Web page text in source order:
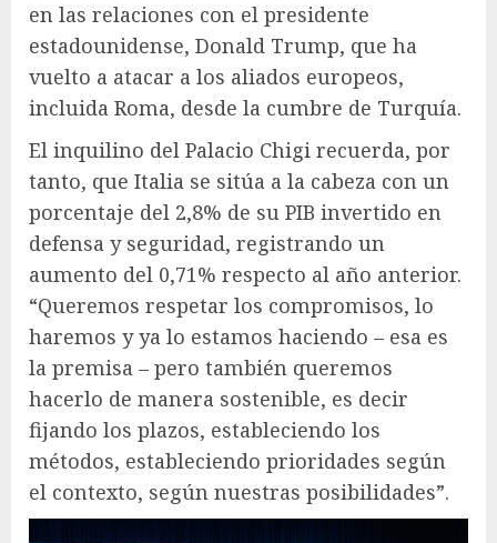
en las relaciones con el presidente
estadounidense, Donald Trump, que ha
vuelto a atacar a los aliados europeos,
incluida Roma, desde la cumbre de Turquía.
El inquilino del Palacio Chigi recuerda, por
tanto, que Italia se sitúa a la cabeza con un
porcentaje del 2,8% de su PIB invertido en
defensa y seguridad, registrando un
aumento del 0,71% respecto al año anterior.
“Queremos respetar los compromisos, lo
haremos y ya lo estamos haciendo – esa es
la premisa – pero también queremos
hacerlo de manera sostenible, es decir
fijando los plazos, estableciendo los
métodos, estableciendo prioridades según
el contexto, según nuestras posibilidades”.